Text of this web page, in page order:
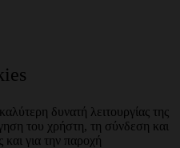
δυνατή λειτουργίας της
του χρήστη, τη σύνδεση και
και για την παροχή